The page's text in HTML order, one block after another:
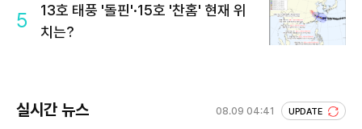
5
13호 태풍 '돌핀'·15호 '찬홈' 현재 위
치는?
실시간 뉴스 08.09 04:41 UPDATE